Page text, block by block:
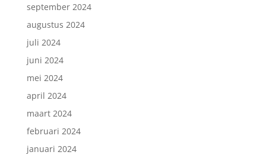
september 2024
augustus 2024
juli 2024
juni 2024
mei 2024
april 2024
maart 2024
februari 2024
januari 2024